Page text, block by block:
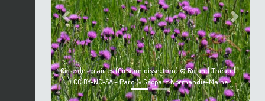
Cirse des prairies (Cirsium dissectum) © Roland Théaud -
CC BY-NC-SA - Parc & Géoparc Normandie-Maine
Previous Next